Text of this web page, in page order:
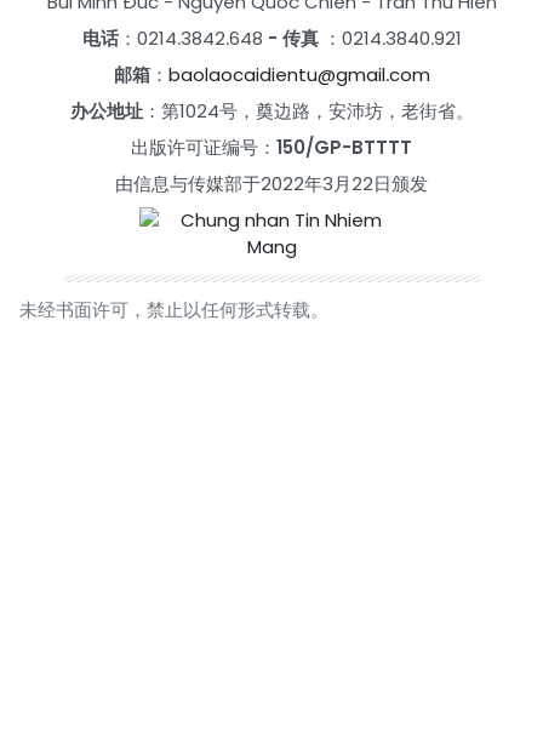
电话：0214.3842.648 - 传真 ：0214.3840.921
邮箱： baolaocaidientu@gmail.com
办公地址：第1024号，奠边路，安沛坊，老街省。
出版许可证编号： 150/GP-BTTTT
由信息与传媒部于2022年3月22日颁发
未经书面许可，禁止以任何形式转载。